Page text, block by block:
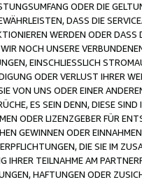
ODER DIE
DASS DIE
WERDEN ODER DASS
NOCH UNSERE
EINSCHLIESSLICH
ODER VERLUST IHRER
VON UNS ODER EINER
ES SEIN DENN, DIESE SIND
ODER LIZENZGEBER FÜR
GEWINNEN ODER
DIE SIE IM
TEILNAHME AM
HAFTUNGEN ODER